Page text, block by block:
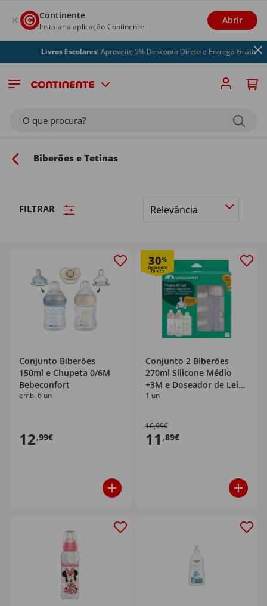
Continente
Instalar a aplicação Continente
Abrir
Livros Escolares! Aproveite 5% Desconto Direto e Entrega Grátis
O que procura?
Biberões e Tetinas
FILTRAR
Ordenar
Conjunto Biberões
150ml e Chupeta 0/6M
Bebeconfort
emb. 6 un
12,99€
30%
Conjunto 2 Biberões
270ml Silicone Médio
+3M e Doseador de Leite
Bebeconfort
1 un
16,99€
11 ,89€